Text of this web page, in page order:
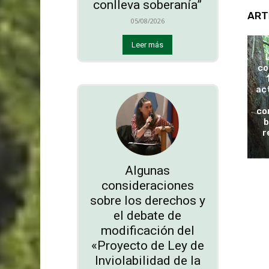
conlleva soberanía”
05/08/2026
Leer más
Algunas
consideraciones
sobre los derechos y
el debate de
modificación del
«Proyecto de Ley de
Inviolabilidad de la